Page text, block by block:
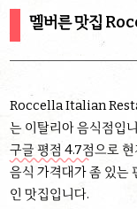
멜버른 맛집
Roccella Italian
는 이탈리아 음식점입
구글 평점 4.7점으로
음식 가격대가 좀 있는
인 맛집입니다.